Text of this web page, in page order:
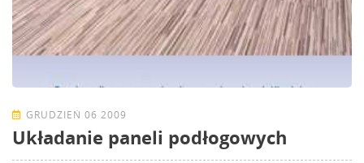
GRUDZIEŃ 06 2009
Układanie paneli podłogowych